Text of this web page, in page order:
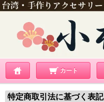
カート
特定商取引法に基づく表記